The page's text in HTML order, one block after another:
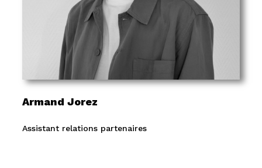
Armand Jorez
Assistant relations partenaires